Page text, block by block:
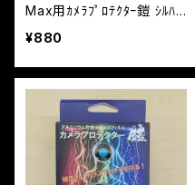
Max用ｶﾒﾗﾌﾟﾛﾃｸﾀｰ鎧 ｼﾙﾊﾞ
ｰ
¥880